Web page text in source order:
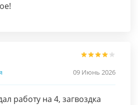
09 Июнь 2026
работу на 4, загвоздка